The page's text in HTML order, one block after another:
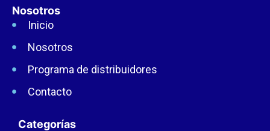
Nosotros
Inicio
Nosotros
Programa de distribuidores
Contacto
Categorías